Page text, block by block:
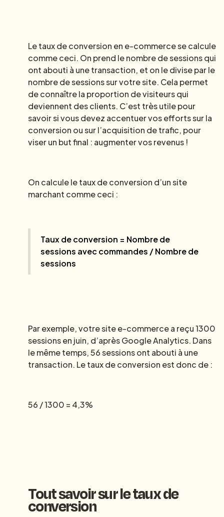
Le taux de conversion en e-commerce se calcule
comme ceci. On prend le nombre de sessions qui
ont abouti à une transaction, et on le divise par le
nombre de sessions sur votre site. Cela permet
de connaître la proportion de visiteurs qui
deviennent des clients. C’est très utile pour
savoir si vous devez accentuer vos efforts sur la
conversion ou sur l’acquisition de trafic, pour
viser un but final : augmenter vos revenus !
On calcule le taux de conversion d’un site
marchant comme ceci :
Taux de conversion = Nombre de
sessions avec commandes / Nombre de
sessions
Par exemple, votre site e-commerce a reçu 1300
sessions en juin, d’après Google Analytics. Dans
le même temps, 56 sessions ont abouti à une
transaction. Le taux de conversion est donc de :
56 / 1300 = 4,3%
Tout savoir sur le taux de
conversion